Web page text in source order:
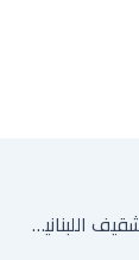
ما الذي نعرفه عن قرية الشقيف اللبنانية التي استولت عليها إسرائيل؟